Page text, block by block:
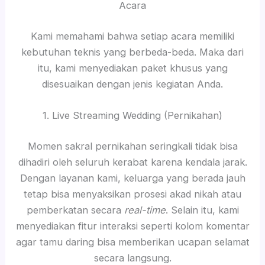
Acara
Kami memahami bahwa setiap acara memiliki
kebutuhan teknis yang berbeda-beda. Maka dari
itu, kami menyediakan paket khusus yang
disesuaikan dengan jenis kegiatan Anda.
1. Live Streaming Wedding (Pernikahan)
Momen sakral pernikahan seringkali tidak bisa
dihadiri oleh seluruh kerabat karena kendala jarak.
Dengan layanan kami, keluarga yang berada jauh
tetap bisa menyaksikan prosesi akad nikah atau
pemberkatan secara real-time. Selain itu, kami
menyediakan fitur interaksi seperti kolom komentar
agar tamu daring bisa memberikan ucapan selamat
secara langsung.